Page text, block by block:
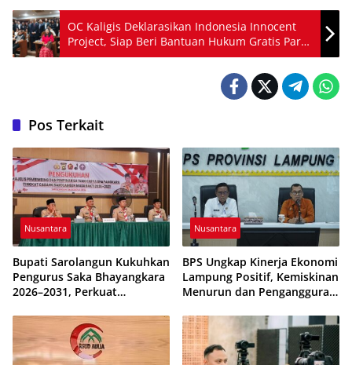
OC Kaligis Deklarasikan Indonesia Innocent
Project, Siap Beri Bantuan Hukum Gratis Para
Pencari Keadilan
Pos Terkait
Nusantara
Bupati Sarolangun Kukuhkan
Pengurus Saka Bhayangkara
2026–2031, Perkuat
Generasi Muda
Nusantara
BPS Ungkap Kinerja Ekonomi
Lampung Positif, Kemiskinan
Menurun dan Pengangguran